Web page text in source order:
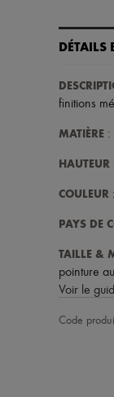
DÉTAILS
finitions
MATIÈRE :
COULEUR
PAYS DE
TAILLE &
pointure
Voir le
Code